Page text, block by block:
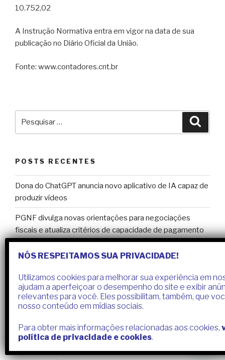
10.752,02
A Instrução Normativa entra em vigor na data de sua
publicação no Diário Oficial da União.
Fonte: www.contadores.cnt.br
POSTS RECENTES
Dona do ChatGPT anuncia novo aplicativo de IA capaz de
produzir vídeos
PGNF divulga novas orientações para negociações
fiscais e atualiza critérios de capacidade de pagamento
MEI e Pró-labore: entenda a remuneração do
Profissionais da contabilidade e MEIs viram alvos de
quadrilhas especializadas em fraudes
alterações das tabelas no DOU
NÓS RESPEITAMOS SUA PRIVACIDADE!
Utilizamos cookies para melhorar sua experiência em
ajudam a aperfeiçoar o desempenho do site e exibir
relevantes para você. Eles possibilitam, também, que
nosso conteúdo em mídias sociais.
Para obter mais informações relacionadas aos cookies,
política de privacidade e cookies.